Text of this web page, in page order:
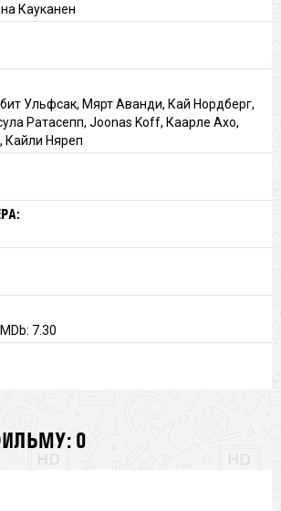
Кауканен
Ульфсак, Мярт Аванди, Кай Нордберг,
Ратасепп, Joonas Koff, Каарле Ахо,
Кайли Няреп
7.30
0